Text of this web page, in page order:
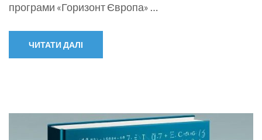
програми «Горизонт Європа» …
ЧИТАТИ ДАЛІ